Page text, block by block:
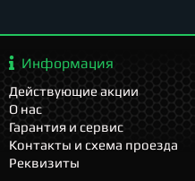
Информация
Действующие акции
О нас
Гарантия и сервис
Контакты и схема проезда
Реквизиты